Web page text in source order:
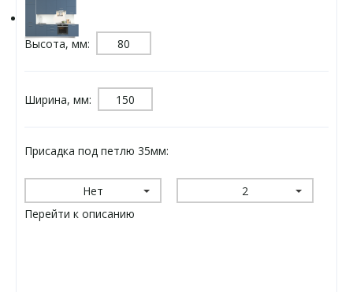
Высота, мм:
Ширина, мм:
Присадка под петлю 35мм:
Нет
2
Перейти к описанию